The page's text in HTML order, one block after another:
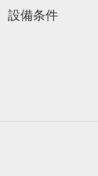
設備条件